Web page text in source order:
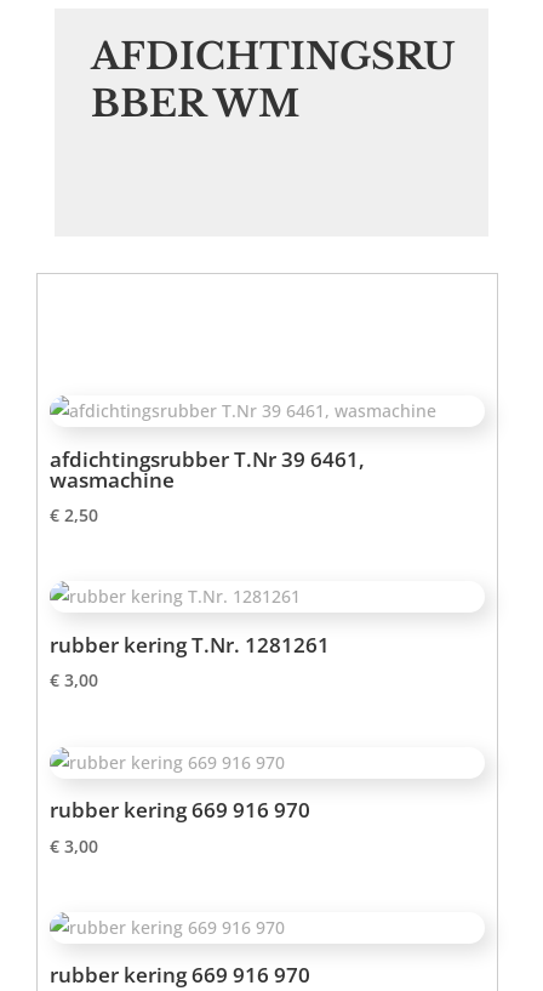
AFDICHTINGSRU
BBER WM
afdichtingsrubber T.Nr 39 6461,
wasmachine
€ 2,50
rubber kering T.Nr. 1281261
€ 3,00
rubber kering 669 916 970
€ 3,00
rubber kering 669 916 970